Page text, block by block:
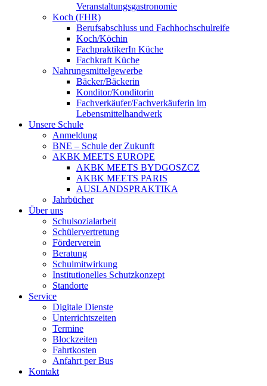
Veranstaltungsgastronomie
Koch (FHR)
Berufsabschluss und Fachhochschulreife
Koch/Köchin
FachpraktikerIn Küche
Fachkraft Küche
Nahrungsmittelgewerbe
Bäcker/Bäckerin
Konditor/Konditorin
Fachverkäufer/Fachverkäuferin im
Lebensmittelhandwerk
Unsere Schule
Anmeldung
BNE – Schule der Zukunft
AKBK MEETS EUROPE
AKBK MEETS BYDGOSZCZ
AKBK MEETS PARIS
AUSLANDSPRAKTIKA
Jahrbücher
Über uns
Schulsozialarbeit
Schülervertretung
Förderverein
Beratung
Schulmitwirkung
Institutionelles Schutzkonzept
Standorte
Service
Digitale Dienste
Unterrichtszeiten
Termine
Blockzeiten
Fahrtkosten
Anfahrt per Bus
Kontakt